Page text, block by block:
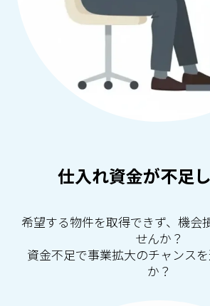
仕入れ資金が不足
希望する物件を取得できず、機会
せんか？
資金不足で事業拡大のチャンス
か？